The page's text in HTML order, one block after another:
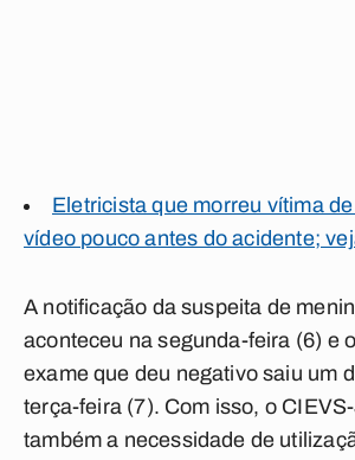
Eletricista que morreu vítima
vídeo pouco antes do acidente;
A notificação da suspeita de
aconteceu na segunda-feira (6) e
exame que deu negativo saiu um
terça-feira (7). Com isso, o
também a necessidade de